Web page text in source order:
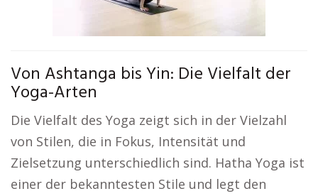
Von Ashtanga bis Yin: Die Vielfalt der
Yoga-Arten
Die Vielfalt des Yoga zeigt sich in der Vielzahl
von Stilen, die in Fokus, Intensität und
Zielsetzung unterschiedlich sind. Hatha Yoga ist
einer der bekanntesten Stile und legt den